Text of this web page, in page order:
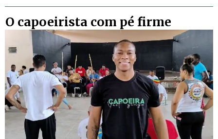
O capoeirista com pé firme